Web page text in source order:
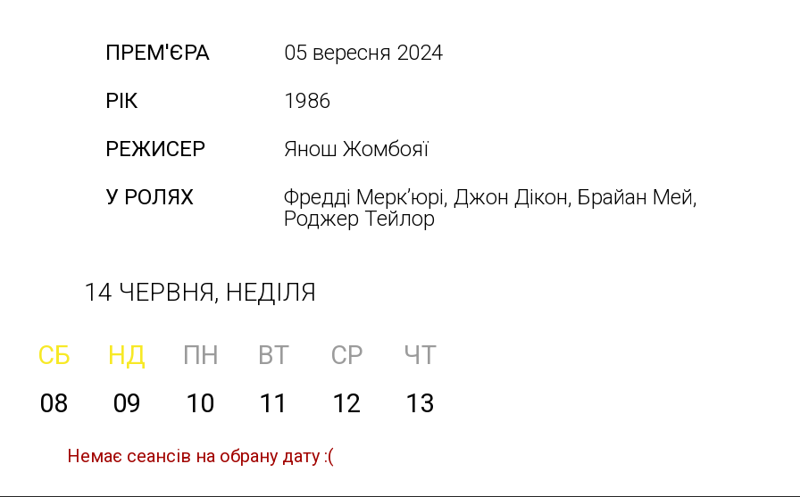
ПРЕМ'ЄРА
05 вересня 2024
РІК
1986
РЕЖИСЕР
Янош Жомбояї
У РОЛЯХ
Фредді Мерк’юрі, Джон Дікон, Брайан Мей,
Роджер Тейлор
14 ЧЕРВНЯ, НЕДІЛЯ
СБ НД ПН ВТ СР
ЧТ
08 09 10 11 12 13
Немає сеансів на обрану дату :(